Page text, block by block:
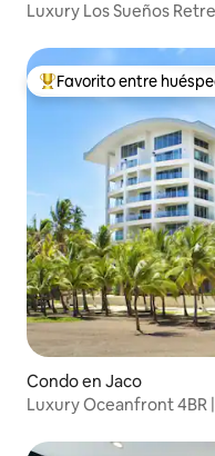
Luxury Los Sueños
Favorito entre
Favorito entre
Condo en Jaco
Luxury Oceanfront 4BR